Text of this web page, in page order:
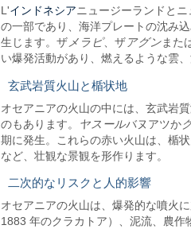
L'インドネシアニュージーランドと
の一部であり、海洋プレートの沈み
生じます。ザメラピ、ザアグンまた
い爆発活動があり、燃えるような雲
玄武岩質火山と楯状地
オセアニアの火山の中には、玄武岩
のもあります。 ヤスールバヌアツか
期に発生。これらの赤い火山は、楯
など、壮観な景観を形作ります。
二次的なリスクと人的影響
オセアニアの火山は、爆発的な噴火
1883 年のクラカトア）、泥流、農作